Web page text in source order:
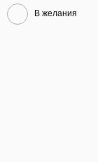
В желания